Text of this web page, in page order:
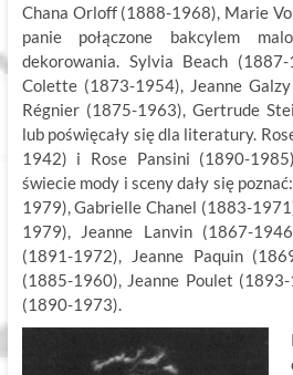
Chana Orloff (1888-1968), Marie
panie połączone bakcylem
dekorowania. Sylvia Beach
Colette (1873-1954), Jeanne
Régnier (1875-1963), Gertrude
lub poświęcały się dla literatury.
1942) i Rose Pansini (1890-
świecie mody i sceny dały się
1979), Gabrielle Chanel (1883-
1979), Jeanne Lanvin (1867-
(1891-1972), Jeanne Paquin
(1885-1960), Jeanne Poulet
(1890-1973).